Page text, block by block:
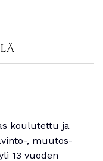
koulutettu ja
, muutos-
13 vuoden